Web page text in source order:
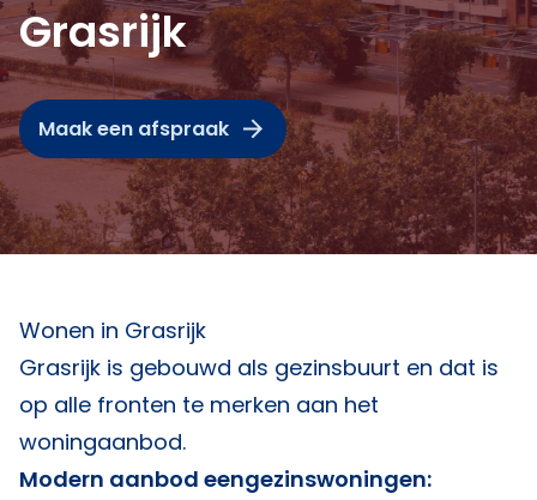
Grasrijk
Maak een afspraak
Wonen in Grasrijk
Grasrijk is gebouwd als gezinsbuurt en dat is
op alle fronten te merken aan het
woningaanbod.
Modern aanbod eengezinswoningen: